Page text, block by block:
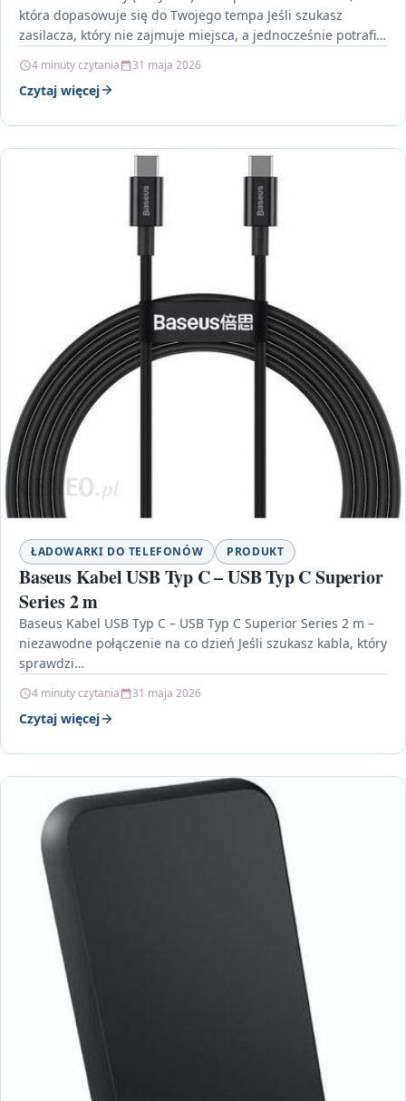
która dopasowuje się do Twojego tempa Jeśli szukasz
zasilacza, który nie zajmuje miejsca, a jednocześnie potrafi
4 minuty czytania 31 maja 2026
Czytaj więcej
ŁADOWARKI DO TELEFONÓW PRODUKT
Baseus Kabel USB Typ C – USB Typ C Superior
Series 2 m
Baseus Kabel USB Typ C – USB Typ C Superior Series 2 m –
niezawodne połączenie na co dzień Jeśli szukasz kabla, który
sprawdzi…
4 minuty czytania 31 maja 2026
Czytaj więcej